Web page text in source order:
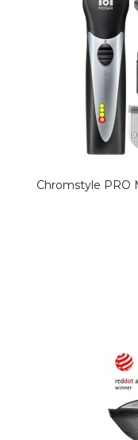
Chromstyle PRO